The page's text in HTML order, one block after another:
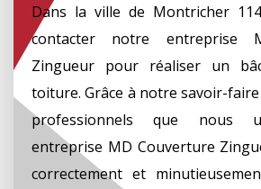
Dans la ville de Montricher
contacter notre entreprise
Zingueur pour réaliser un
toiture. Grâce à notre savoir-
professionnels que nous
entreprise MD Couverture
correctement et